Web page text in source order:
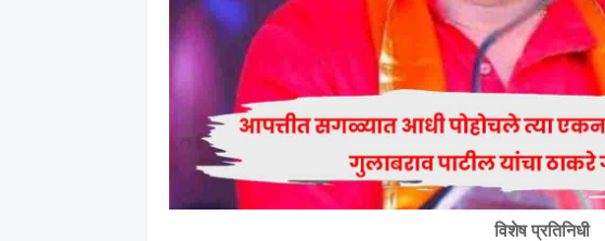
विशेष प्रतिनिधी